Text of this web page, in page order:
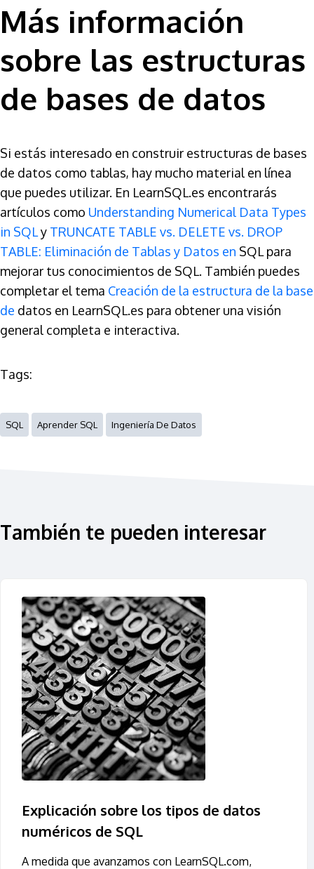
Más información
sobre las estructuras
de bases de datos
Si estás interesado en construir estructuras de bases
de datos como tablas, hay mucho material en línea
que puedes utilizar. En LearnSQL.es encontrarás
artículos como Understanding Numerical Data Types
in SQLy TRUNCATE TABLE vs. DELETE vs. DROP
TABLE: Eliminación de Tablas y Datos en SQL para
mejorar tus conocimientos de SQL. También puedes
completar el tema Creación de la estructura de la base
de datos en LearnSQL.es para obtener una visión
general completa e interactiva.
Tags:
SQL Aprender SQL Ingeniería De Datos
También te pueden interesar
Explicación sobre los tipos de datos
numéricos de SQL
A medida que avanzamos con LearnSQL.com,